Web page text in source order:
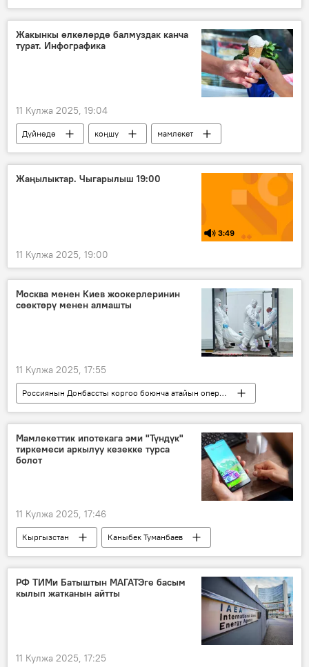
соода жүгүртүү
алака
Чоро Сейитов
Видео
Жакынкы өлкөлөрдө балмуздак канча
турат. Инфографика
11 Кулжа 2025, 19:04
Дүйнөдө коңшу
мамлекет
балмуздак
тамак-аш
Инфографика
Жаңылыктар. Чыгарылыш 19:00
3:49
11 Кулжа 2025, 19:00
Москва менен Киев жоокерлеринин
сөөктөрү менен алмашты
11 Кулжа 2025, 17:55
Россиянын Донбассты коргоо боюнча атайын операциясы
Россия
Украина
Куралдуу күчтөр
Стамбул
алмашуу
Мамлекеттик ипотекага эми "Түндүк"
тиркемеси аркылуу кезекке турса
болот
11 Кулжа 2025, 17:46
Кыргызстан
Каныбек Туманбаев
ипотека
"Түндүк" тиркемеси
РФ ТИМи Батыштын МАГАТЭге басым
кылып жатканын айтты
11 Кулжа 2025, 17:25